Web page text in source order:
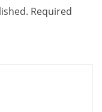
Required